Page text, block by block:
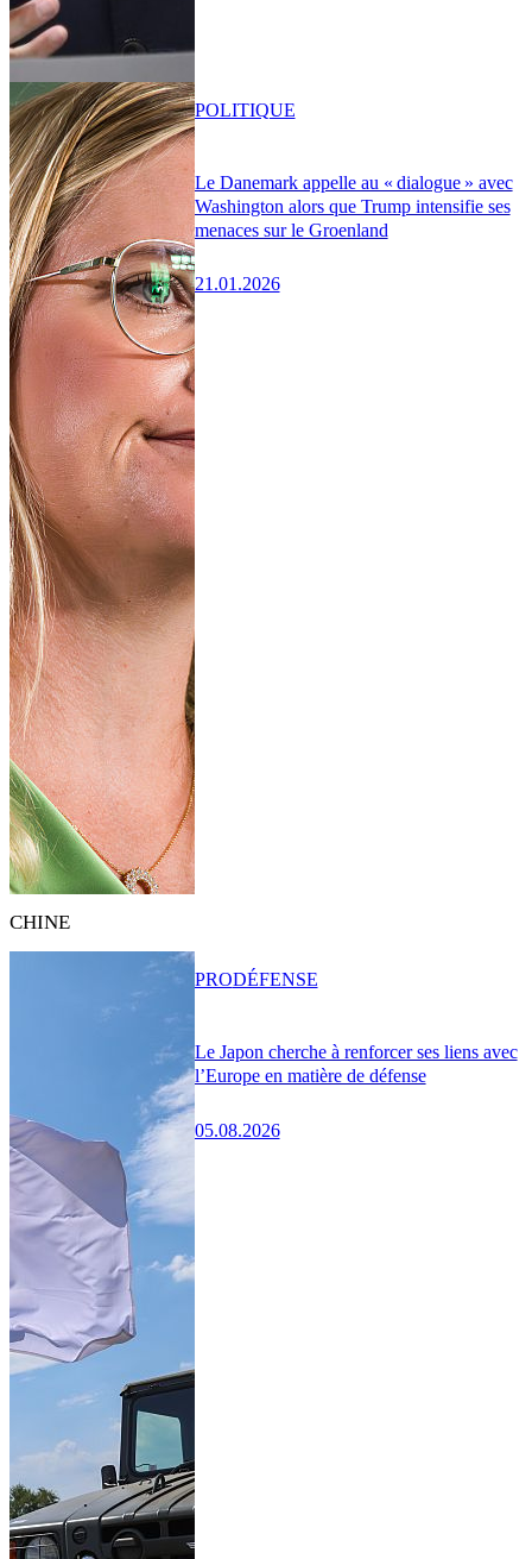
Le Danemark appelle au « dialogue » avec
Washington alors que Trump intensifie ses
menaces sur le Groenland
21.01.2026
POLITIQUE
CHINE
Le Japon cherche à renforcer ses liens avec
l’Europe en matière de défense
05.08.2026
PRODÉFENSE